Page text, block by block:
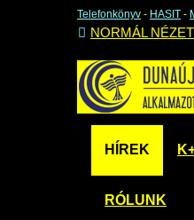
Telefonkönyv - HASIT -
NORMÁL NÉZET
HÍREK
RÓLUNK